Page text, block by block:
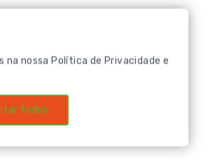
na nossaPolítica de Privacidade e
todos